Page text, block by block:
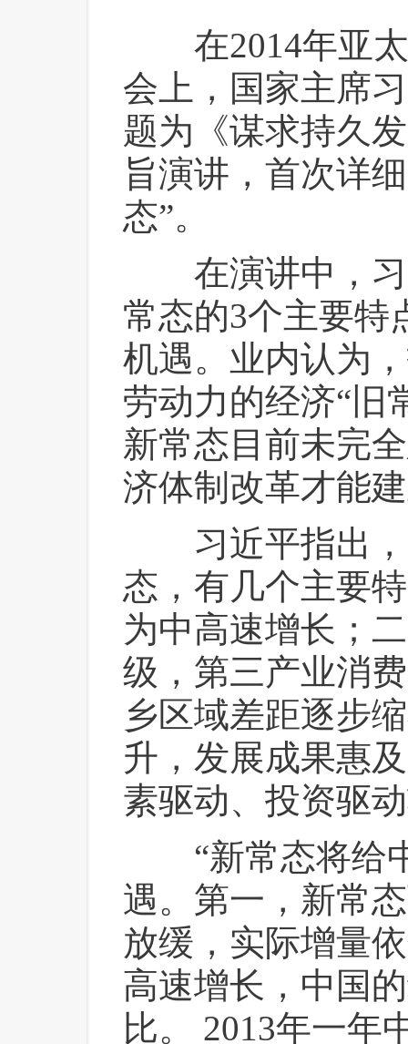
在2014年亚太
会上，国家主席
题为《谋求持久
旨演讲，首次详
态”。
在演讲中，习
常态的3个主要特
机遇。业内认为
劳动力的经济“旧
新常态目前未完
济体制改革才能
习近平指出，
态，有几个主要
为中高速增长；
级，第三产业消
乡区域差距逐步
升，发展成果惠
素驱动、投资驱
“新常态将给
遇。第一，新常
放缓，实际增量
高速增长，中国
比。 2013年一年